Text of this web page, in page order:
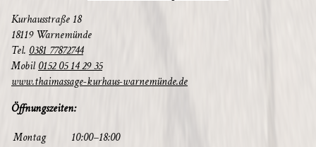
Kur­haus­stra­ße 18
18119 Warnemünde
Tel. 0381 77872744
Mobil 0152 05 14 29 35
www.thaimassage-kurhaus-warnemünde.de
Öff­nungs­zei­ten:
Mon­tag
10:00–18:00